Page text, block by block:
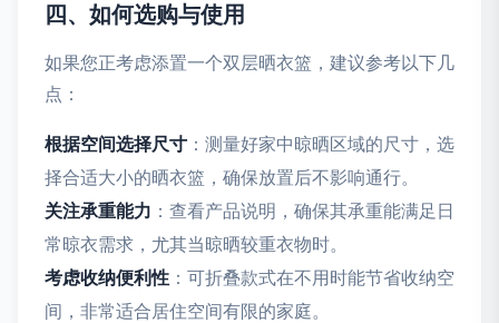
四、如何选购与使用
如果您正考虑添置一个双层晒衣篮，建议参考以下几
点：
根据空间选择尺寸 ：测量好家中晾晒区域的尺寸，选
择合适大小的晒衣篮，确保放置后不影响通行。
关注承重能力 ：查看产品说明，确保其承重能满足日
常晾衣需求，尤其当晾晒较重衣物时。
考虑收纳便利性 ：可折叠款式在不用时能节省收纳空
间，非常适合居住空间有限的家庭。